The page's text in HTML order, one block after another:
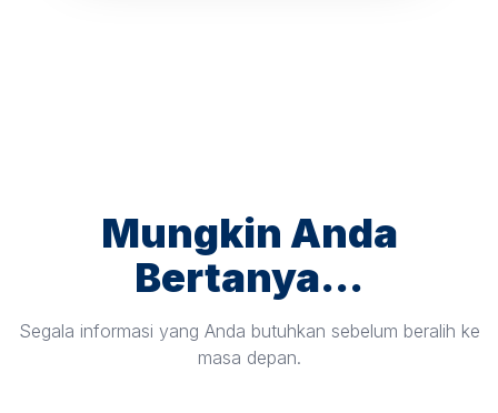
Mungkin Anda
Bertanya...
Segala informasi yang Anda butuhkan sebelum beralih ke
masa depan.